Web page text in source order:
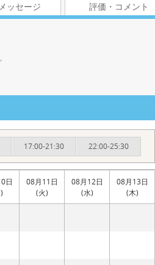
ッセージ 評価・コメント
17:00-21:30 22:00-25:30
日
08月11日
(火)
08月12日
(水)
08月13日
(木)